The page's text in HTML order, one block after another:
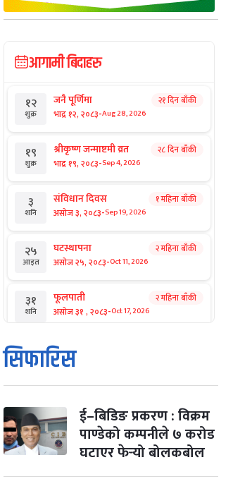
आगामी बिदाहरु
१२
शुक्र
जनै पूर्णिमा
भाद्र १२, २०८३-Aug 28, 2026
२१ दिन बाँकी
१९
शुक्र
श्रीकृष्ण जन्माष्टमी व्रत
भाद्र १९, २०८३-Sep 4, 2026
२८ दिन बाँकी
३
शनि
संविधान दिवस
असोज ३, २०८३-Sep 19, 2026
१ महिना बाँकी
२५
आइत
घटस्थापना
असोज २५, २०८३-Oct 11, 2026
२ महिना बाँकी
३१
शनि
फूलपाती
असोज ३१ , २०८३-Oct 17, 2026
२ महिना बाँकी
१
आइत
कार्तिक सङ्क्रान्ति
कार्तिक १, २०८३
मंगल कार्तिक ३, २०८३-Oct 20, 2026
४ विजयादशमी
कार्तिक ४, २०८३-Oct 21, 2026
२ महिना बाँकी
सिफारिस
ई–बिडिङ प्रकरण : विक्रम
पाण्डेको कम्पनीले ७ करोड
घटाएर फेर्‍यो बोलकबोल